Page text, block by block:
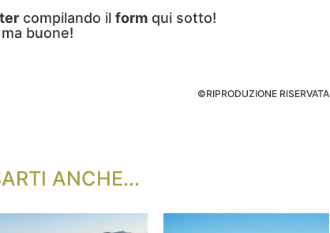
compilando il form qui sotto!
buone!
©RIPRODUZIONE RISERVATA
ANCHE...